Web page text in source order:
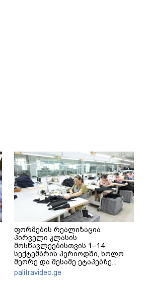
ფორმების რეალიზაცია
პირველი კლასის
მოსწავლეებისთვის 1–14
სექტემბრის პერიოდში, ხოლო
მეორე და მესამე ეტაპებზე...
palitravideo.ge